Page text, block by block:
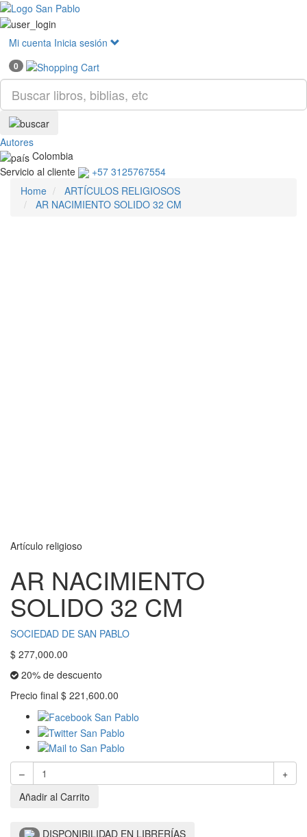
Mi cuenta Inicia sesión
0
Autores
Colombia
Servicio al cliente
+57 3125767554
Home
ARTÍCULOS RELIGIOSOS
AR NACIMIENTO SOLIDO 32 CM
Artículo religioso
AR NACIMIENTO
SOLIDO 32 CM
SOCIEDAD DE SAN PABLO
$ 277,000.00
20% de descuento
Precio final $ 221,600.00
–
+
Añadir al Carrito
DISPONIBILIDAD EN LIBRERÍAS